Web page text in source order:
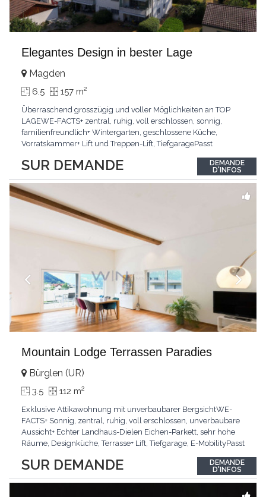
Elegantes Design in bester Lage
SUR DEMANDE
Magden
6.5 157 m2
Überraschend grosszügig und voller Möglichkeiten an TOP
LAGEWE-FACTS+ zentral, ruhig, voll erschlossen, sonnig,
familienfreundlich+ Wintergarten, geschlossene Küche,
Vorratskammer+ Lift und Treppen-Lift, TiefgaragePasst
Wintergarten schaffen ein lichtdurchflutetes
Wunder.Interessiert? JETZT anrufen: +41 76 507 21 32
DEMANDE
D'INFOS
Mountain Lodge Terrassen Paradies
SUR DEMANDE
Bürglen (UR)
3.5 112 m2
Exklusive Attikawohnung mit unverbaubarer BergsichtWE-
FACTS+ Sonnig, zentral, ruhig, voll erschlossen, unverbaubare
Aussicht+ Echter Landhaus-Dielen Eichen-Parkett, sehr hohe
Räume, Designküche, Terrasse+ Lift, Tiefgarage, E-MobilityPasst
ArchitekturKLARTEXT: Grosszügig, sonnig und kompromisslos
hochwertig mit Logenplatz.Interessiert?...
DEMANDE
D'INFOS